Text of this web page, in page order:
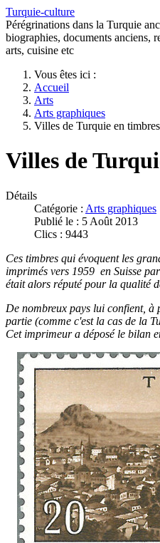
Turquie-culture
Pérégrinations dans la Turquie
biographies, documents anciens,
arts, cuisine etc
Vous êtes ici :
Accueil
Arts
Arts graphiques
Villes de Turquie en timbres
Villes de
Détails
Catégorie : Arts graphiques
Publié le : 5 Août 2013
Clics : 9443
Ces timbres qui évoquent les
imprimés vers 1959 en Suisse
était alors réputé pour la qualité
De nombreux pays lui confient,
partie (comme c'est la cas de la
Cet imprimeur a déposé le bilan